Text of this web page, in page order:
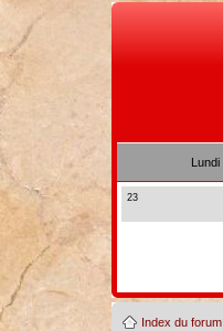
Lundi
23
Index du forum